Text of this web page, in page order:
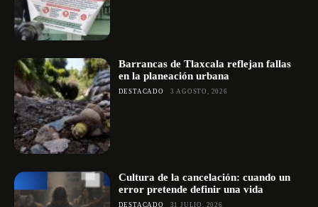
Barrancas de Tlaxcala reflejan fallas
en la planeación urbana
DESTACADO 3 AGOSTO, 2026
Cultura de la cancelación: cuando un
error pretende definir una vida
DESTACADO 31 JULIO, 2026